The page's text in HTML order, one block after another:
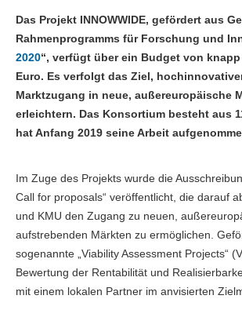
Das Projekt INNOWWIDE, gefördert aus
Rahmenprogramms für Forschung und
2020“, verfügt über ein Budget von
Euro. Es verfolgt das Ziel,
Marktzugang in neue, außereuropäische
erleichtern. Das Konsortium besteht aus
hat Anfang 2019 seine Arbeit
Im Zuge des Projekts wurde die
Call for proposals“ veröffentlicht, die darauf
und KMU den Zugang zu neuen,
aufstrebenden Märkten zu ermöglichen.
sogenannte „Viability Assessment Projects“
Bewertung der Rentabilität und
mit einem lokalen Partner im anvisierten